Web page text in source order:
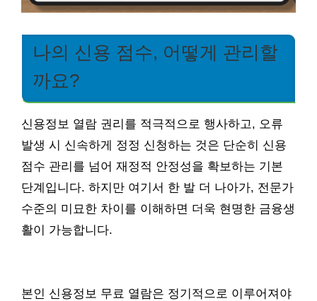
나의 신용 점수, 어떻게 관리할
까요?
신용정보 열람 권리를 적극적으로 행사하고, 오류
발생 시 신속하게 정정 신청하는 것은 단순히 신용
점수 관리를 넘어 재정적 안정성을 확보하는 기본
단계입니다. 하지만 여기서 한 발 더 나아가, 전문가
수준의 미묘한 차이를 이해하면 더욱 현명한 금융생
활이 가능합니다.
본인 신용정보 무료 열람은 정기적으로 이루어져야